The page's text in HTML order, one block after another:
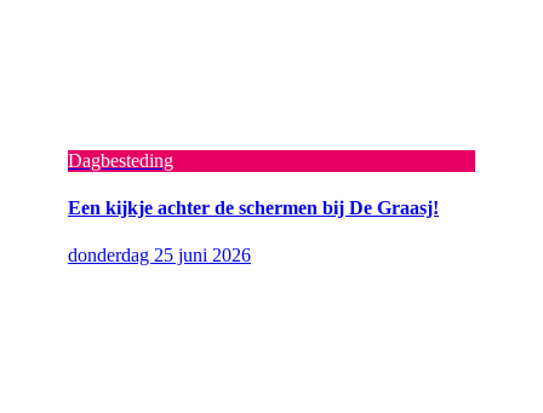
Dagbesteding
Een kijkje achter de schermen bij De Graasj!
donderdag 25 juni 2026